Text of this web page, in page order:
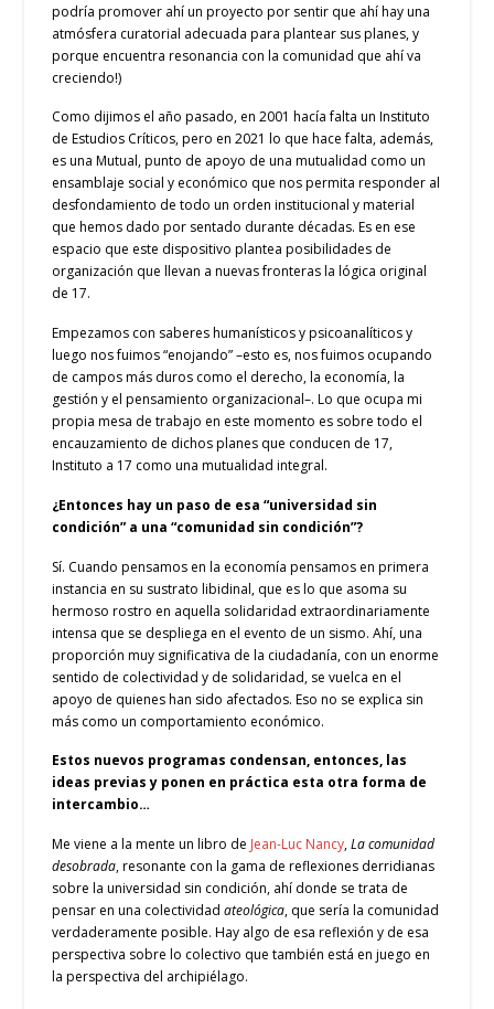
podría promover ahí un proyecto por sentir que ahí hay una
atmósfera curatorial adecuada para plantear sus planes, y
porque encuentra resonancia con la comunidad que ahí va
creciendo!)
Como dijimos el año pasado, en 2001 hacía falta un Instituto
de Estudios Críticos, pero en 2021 lo que hace falta, además,
es una Mutual, punto de apoyo de una mutualidad como un
ensamblaje social y económico que nos permita responder al
desfondamiento de todo un orden institucional y material
que hemos dado por sentado durante décadas. Es en ese
espacio que este dispositivo plantea posibilidades de
organización que llevan a nuevas fronteras la lógica original
de 17.
Empezamos con saberes humanísticos y psicoanalíticos y
luego nos fuimos “enojando” –esto es, nos fuimos ocupando
de campos más duros como el derecho, la economía, la
gestión y el pensamiento organizacional–. Lo que ocupa mi
propia mesa de trabajo en este momento es sobre todo el
encauzamiento de dichos planes que conducen de 17,
Instituto a 17 como una mutualidad integral.
¿Entonces hay un paso de esa “universidad sin
condición” a una “comunidad sin condición”?
Sí. Cuando pensamos en la economía pensamos en primera
instancia en su sustrato libidinal, que es lo que asoma su
hermoso rostro en aquella solidaridad extraordinariamente
intensa que se despliega en el evento de un sismo. Ahí, una
proporción muy significativa de la ciudadanía, con un enorme
sentido de colectividad y de solidaridad, se vuelca en el
apoyo de quienes han sido afectados. Eso no se explica sin
más como un comportamiento económico.
Estos nuevos programas condensan, entonces, las
ideas previas y ponen en práctica esta otra forma de
intercambio…
Me viene a la mente un libro de Jean-Luc Nancy,La comunidad
desobrada, resonante con la gama de reflexiones derridianas
sobre la universidad sin condición, ahí donde se trata de
pensar en una colectividadateológica, que sería la comunidad
verdaderamente posible. Hay algo de esa reflexión y de esa
perspectiva sobre lo colectivo que también está en juego en
la perspectiva del archipiélago.